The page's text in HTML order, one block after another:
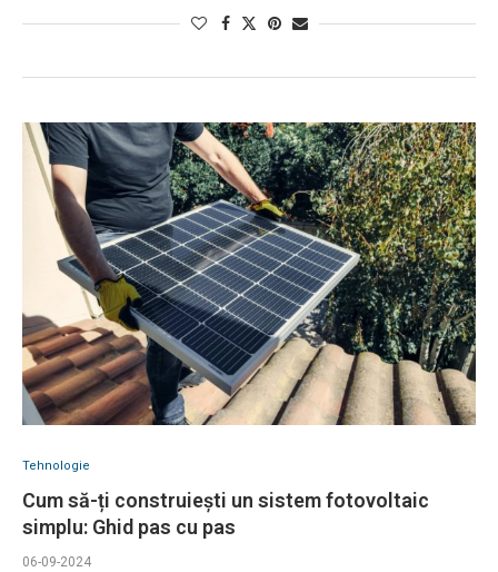
Tehnologie
Cum să-ți construiești un sistem fotovoltaic
simplu: Ghid pas cu pas
06-09-2024